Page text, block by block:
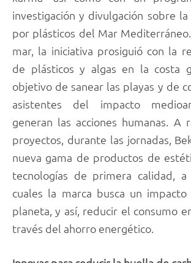
investigación y divulgación sobre la
por plásticos del Mar
mar, la iniciativa prosiguió con la
de plásticos y algas en la costa
objetivo de sanear las playas y de
asistentes del impacto
generan las acciones humanas. A
proyectos, durante las jornadas,
nueva gama de productos de
tecnologías de primera calidad,
cuales la marca busca un
planeta, y así, reducir el consumo
través del ahorro energético.